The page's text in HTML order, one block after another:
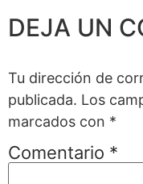
DEJA UN
Tu dirección de
publicada. Los
marcados con *
Comentario *